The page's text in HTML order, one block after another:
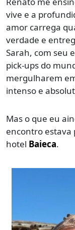
vive e a
amor carrega
verdade e
Sarah, com seu
pick-ups do
mergulharem
intenso e
Mas o que eu
encontro estava
hotel Baieca.